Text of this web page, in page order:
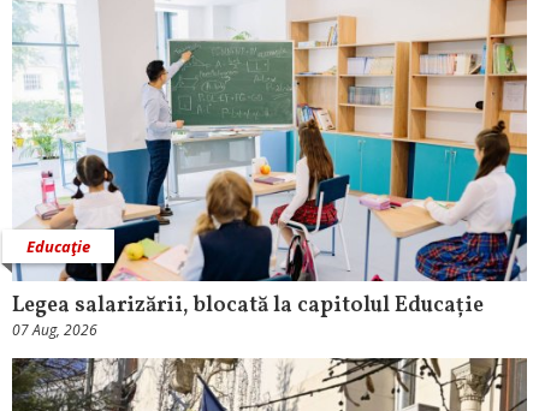
Educaţie
Legea salarizării, blocată la capitolul Educație
07 Aug, 2026